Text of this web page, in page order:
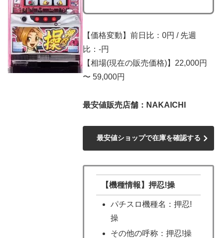
【価格変動】前日比：0円 / 先週
比：-円
【相場(現在の販売価格)】22,000円
〜 59,000円
最安値販売店舗：NAKAICHI
最安値ショップで在庫を確認する
【機種情報】押忍!操
パチスロ機種名：押忍!
操
その他の呼称：押忍!操